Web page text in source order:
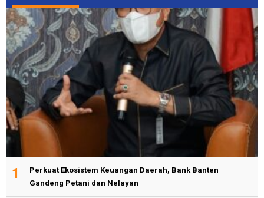
1
Perkuat Ekosistem Keuangan Daerah, Bank Banten
Gandeng Petani dan Nelayan